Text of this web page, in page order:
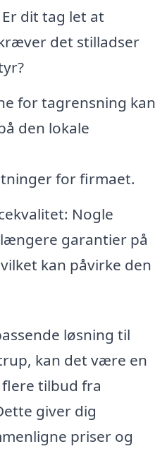
dit tag let at
det stilladser
for tagrensning kan
den lokale
for firmaet.
Nogle
garantier på
kan påvirke den
løsning til
kan det være en
tilbud fra
giver dig
priser og